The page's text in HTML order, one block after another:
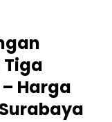
Tiga
Harga